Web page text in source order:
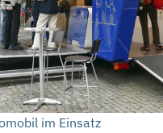
im Einsatz